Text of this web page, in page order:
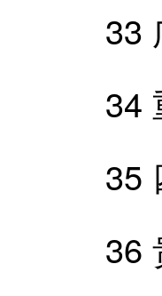
33 广
34 重
35 四
36 贵